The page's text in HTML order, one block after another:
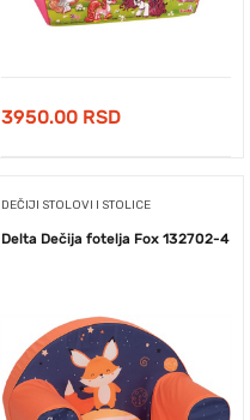
3950.00 RSD
DEČIJI STOLOVI I STOLICE
Delta Dečija fotelja Fox 132702-4